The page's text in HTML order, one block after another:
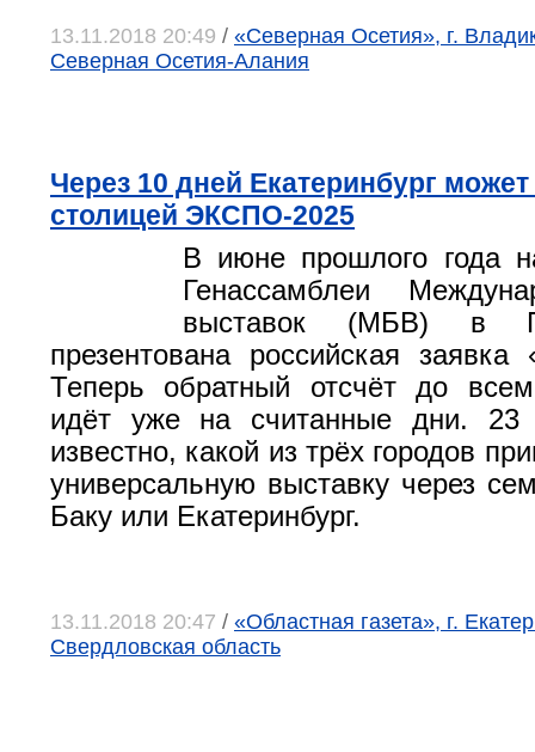
13.11.2018 20:49 / «Северная Осетия», г.
Северная Осетия-Алания
Через 10 дней Екатеринбург может
столицей ЭКСПО-2025
В июне прошлого года
Генассамблеи
выставок (МБВ) в
презентована российская
Теперь обратный отсчёт до
идёт уже на считанные дни. 23
известно, какой из трёх городов
универсальную выставку через
Баку или Екатеринбург.
13.11.2018 20:47 / «Областная газета», г.
Свердловская область